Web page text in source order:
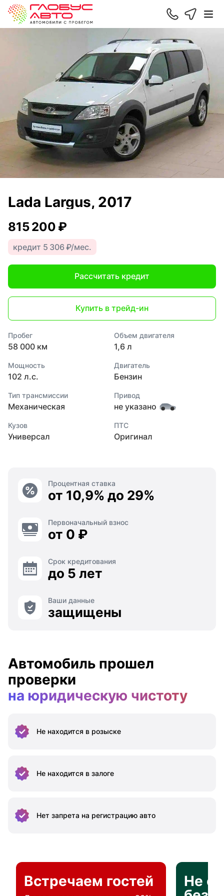
Lada Largus, 2017
815 200 ₽
кредит 5 306 ₽/мес.
Рассчитать кредит
Купить в трейд-ин
Пробег
58 000 км
Объем двигателя
1,6 л
Мощность
102 л.с.
Двигатель
Бензин
Тип трансмиссии
Механическая
Привод
не указано
Кузов
Универсал
ПТС
Оригинал
Процентная ставка
от 10,9% до 29%
Первоначальный взнос
от 0 ₽
Срок кредитования
до 5 лет
Ваши данные
защищены
Автомобиль прошел
проверки
на юридическую чистоту
Не находится в розыске
Не находится в залоге
Нет запрета на регистрацию авто
Встречаем гостей
Не